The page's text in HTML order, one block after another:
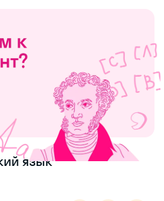
язык